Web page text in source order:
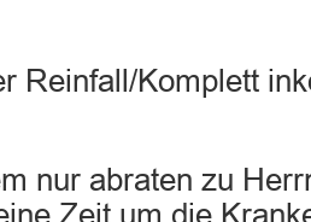
Reinfall/Komplett
nur abraten zu
Zeit um die